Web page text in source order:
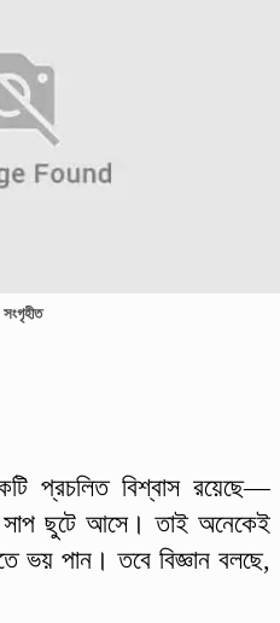
সংগৃহীত
প্রচলিত বিশ্বাস রয়েছে—
সাপ ছুটে আসে। তাই অনেকেই
ভয় পান। তবে বিজ্ঞান বলছে,